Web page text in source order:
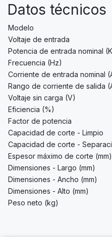
Datos técnicos
Modelo
Voltaje de entrada
Potencia de entrada nominal
Frecuencia (Hz)
Corriente de entrada nominal
Rango de corriente de salida
Voltaje sin carga (V)
Eficiencia (%)
Factor de potencia
Capacidad de corte - Limpio
Capacidad de corte -
Espesor máximo de corte (mm)
Dimensiones - Largo (mm)
Dimensiones - Ancho (mm)
Dimensiones - Alto (mm)
Peso neto (kg)